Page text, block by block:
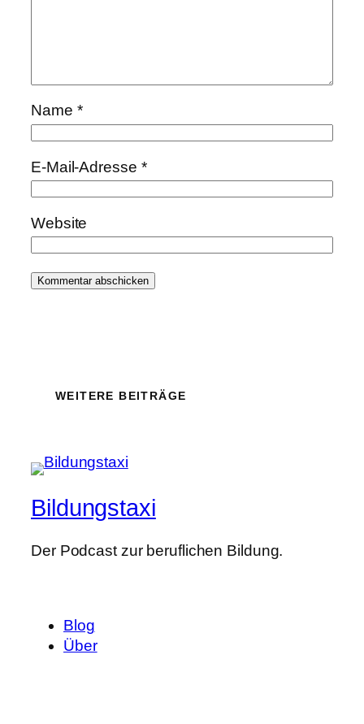
Name *
E-Mail-Adresse *
Website
WEITERE BEITRÄGE
Bildungstaxi
Der Podcast zur beruflichen Bildung.
Blog
Über